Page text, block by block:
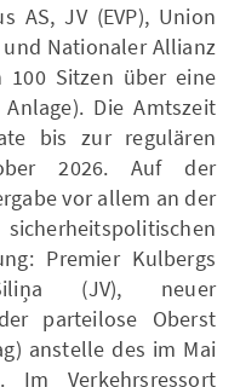
AS, JV (EVP), Union
und Nationaler Allianz
100 Sitzen über eine
Die Amtszeit
bis zur regulären
2026. Auf der
vor allem an der
Premier Kulbergs
(JV), neuer
parteilose Oberst
anstelle des im Mai
Im Verkehrsressort